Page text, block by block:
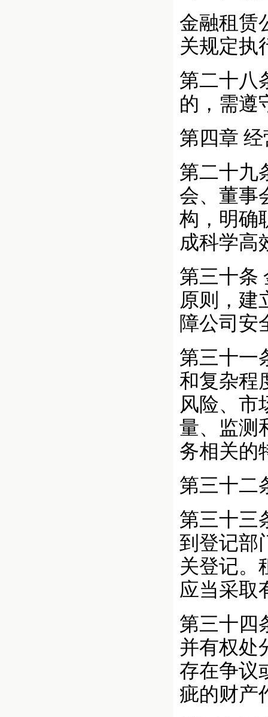
金融租赁
关规定执
第二十八
的，需遵
第四章
第二十九
会、董事
构，明确
成科学高
第三十条
原则，建
障公司安
第三十一
和复杂程
风险、市
量、监测
务相关的
第三十二
第三十三
到登记部
关登记。
应当采取
第三十四
并有权处
存在争议
疵的财产